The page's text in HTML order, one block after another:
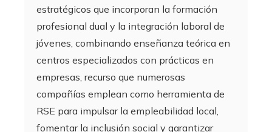
estratégicos que incorporan la formación
profesional dual y la integración laboral de
jóvenes, combinando enseñanza teórica en
centros especializados con prácticas en
empresas, recurso que numerosas
compañías emplean como herramienta de
RSE para impulsar la empleabilidad local,
fomentar la inclusión social y garantizar